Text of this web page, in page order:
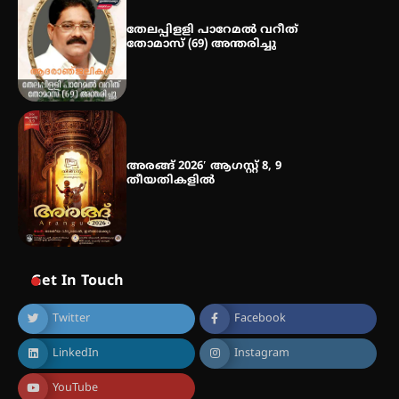
തേലപ്പിളളി പാറേമൽ വറീത്
തോമാസ് (69) അന്തരിച്ചു
അരങ്ങ് 2026′ ആഗസ്റ്റ് 8, 9
തീയതികളിൽ
Get In Touch
Twitter Facebook
LinkedIn Instagram
YouTube